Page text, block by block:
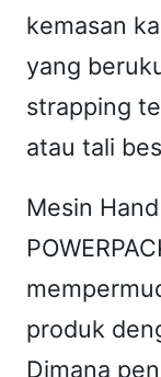
C
K
"
kemasan
yang
strapping
atau tali
Mesin
produk
Dimana